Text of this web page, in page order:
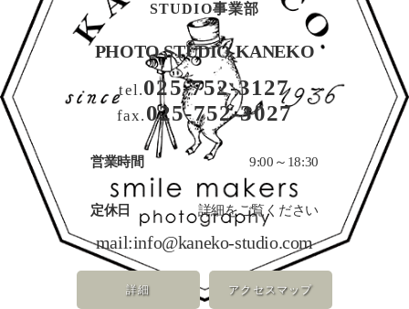
STUDIO事業部
PHOTO STUDIO KANEKO
tel.025-752-3127
fax. 025-752-3027
営業時間 9:00～18:30
定休日 詳細をご覧ください
mail:info@kaneko-studio.com
詳細 アクセスマップ